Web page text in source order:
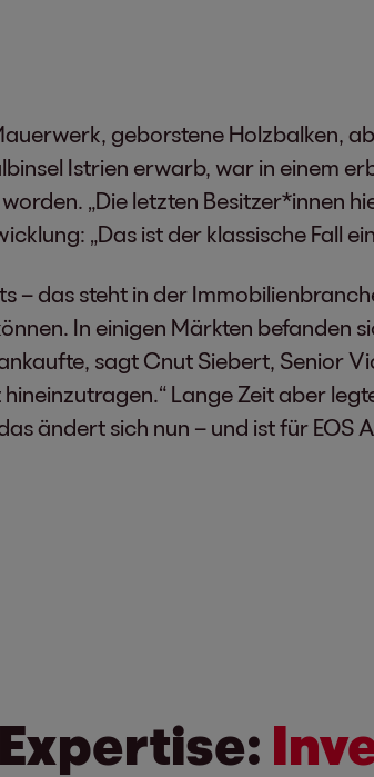
geborstene Holzbalken,
Istrien erwarb, war in einem
„Die letzten Besitzer*innen
„Das ist der klassische Fall
– das steht in der
In einigen Märkten befanden
sagt Cnut Siebert, Senior
Lange Zeit aber
ändert sich nun – und ist für EOS